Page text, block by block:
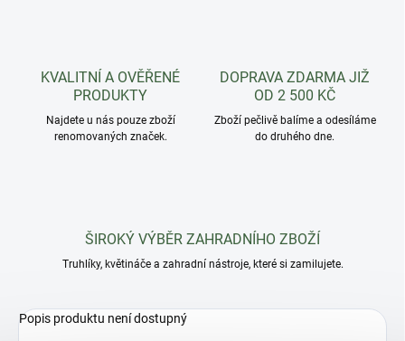
KVALITNÍ A OVĚŘENÉ
PRODUKTY
Najdete u nás pouze zboží
renomovaných značek.
DOPRAVA ZDARMA JIŽ
OD 2 500 KČ
Zboží pečlivě balíme a odesíláme
do druhého dne.
ŠIROKÝ VÝBĚR ZAHRADNÍHO ZBOŽÍ
Truhlíky, květináče a zahradní nástroje, které si zamilujete.
Popis produktu není dostupný